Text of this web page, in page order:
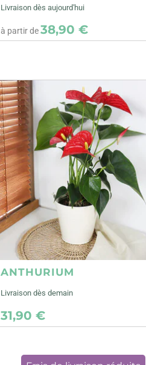
Livraison dès aujourd'hui
à partir de38,90 €
ANTHURIUM
Livraison dès demain
31,90 €